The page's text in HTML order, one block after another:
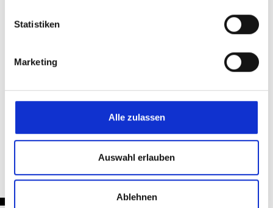
Statistiken
Marketing
Alle zulassen
Auswahl erlauben
Ablehnen